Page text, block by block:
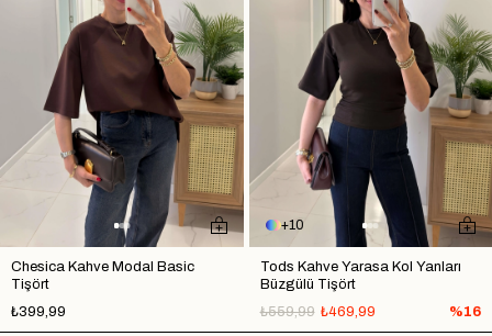
Chesica Kahve Modal Basic
Tişört
₺399,99
10
Tods Kahve Yarasa Kol Yanları
Büzgülü Tişört
₺469,99
₺559,99 %16